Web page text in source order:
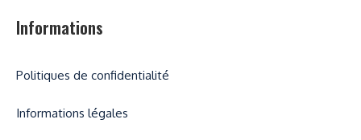
Informations
Politiques de confidentialité
Informations légales